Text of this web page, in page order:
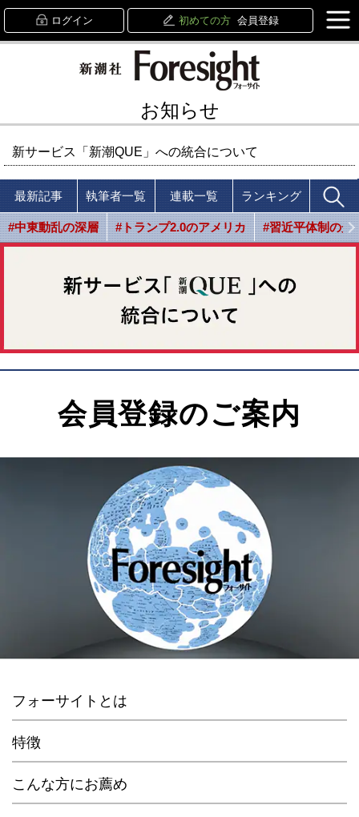
ログイン 初めての方 会員登録
お知らせ
新サービス「新潮QUE」への統合について
最新記事 執筆者一覧 連載一覧 ランキング
#中東動乱の深層 #トランプ2.0のアメリカ #習近平体制の光
会員登録のご案内
フォーサイトとは
特徴
こんな方にお薦め